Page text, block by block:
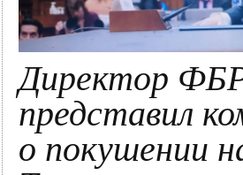
Директор
представил
о покушении